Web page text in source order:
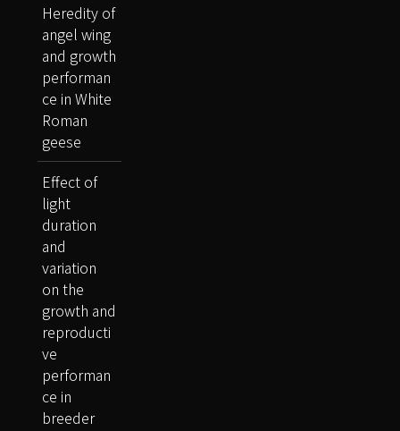
Heredity of
angel wing
and growth
performan
ce in White
Roman
geese
Effect of
light
duration
and
variation
on the
growth and
reproducti
ve
performan
ce in
breeder